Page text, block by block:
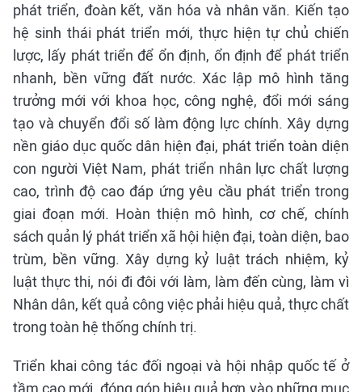
phát triển, đoàn kết, văn hóa và nhân văn. Kiến tạo
hệ sinh thái phát triển mới, thực hiện tự chủ chiến
lược, lấy phát triển để ổn định, ổn định để phát triển
nhanh, bền vững đất nước. Xác lập mô hình tăng
trưởng mới với khoa học, công nghệ, đổi mới sáng
tạo và chuyển đổi số làm động lực chính. Xây dựng
nền giáo dục quốc dân hiện đại, phát triển toàn diện
con người Việt Nam, phát triển nhân lực chất lượng
cao, trình độ cao đáp ứng yêu cầu phát triển trong
giai đoạn mới. Hoàn thiện mô hình, cơ chế, chính
sách quản lý phát triển xã hội hiện đại, toàn diện, bao
trùm, bền vững. Xây dựng kỷ luật trách nhiệm, kỷ
luật thực thi, nói đi đôi với làm, làm đến cùng, làm vì
Nhân dân, kết quả công việc phải hiệu quả, thực chất
trong toàn hệ thống chính trị.
Triển khai công tác đối ngoại và hội nhập quốc tế ở
tầm cao mới, đóng góp hiệu quả hơn vào những mục